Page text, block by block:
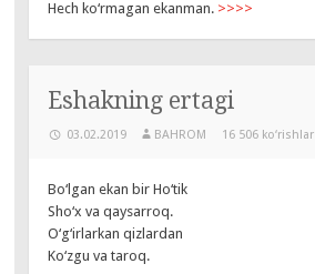
Hech ko‘rmagan ekanman. >>>>
Eshakning ertagi
03.02.2019 BAHROM 16 506 ko‘rishlar
Bo‘lgan ekan bir Ho‘tik
Sho‘x va qaysarroq.
O‘g‘irlarkan qizlardan
Ko‘zgu va taroq.